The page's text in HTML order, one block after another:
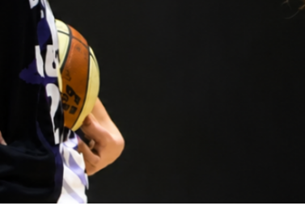
Generamos
solidaridad